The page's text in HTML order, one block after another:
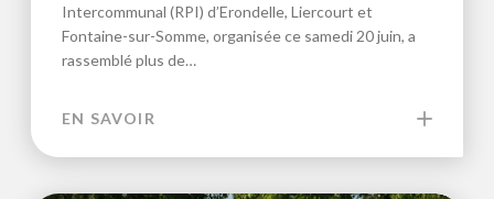
Intercommunal (RPI) d’Erondelle, Liercourt et
Fontaine-sur-Somme, organisée ce samedi 20 juin, a
rassemblé plus de…
EN SAVOIR